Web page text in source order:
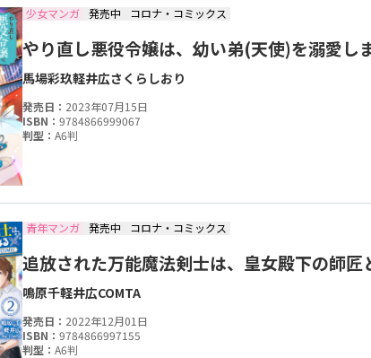
少女マンガ 発売中 コロナ・コミックス
やり直し悪役令嬢は、幼い弟(天使)を溺愛し
馬場彩玖軽井広さくらしおり
発売日： 2023年07月15日
ISBN： 9784866999067
判型： A6判
青年マンガ 発売中 コロナ・コミックス
追放された万能魔法剣士は、皇女殿下の師匠
鳴原千軽井広COMTA
発売日： 2022年12月01日
ISBN： 9784866997155
判型： A6判